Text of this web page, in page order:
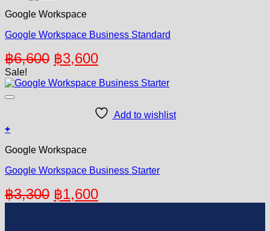
Google Workspace
Google Workspace Business Standard
฿6,600 Original
was:
฿6,600.
฿3,600Current
is:
฿3,600.
Sale!
Add to wishlist
+
Google Workspace
Google Workspace Business Starter
฿3,300 Original
฿1,600Current